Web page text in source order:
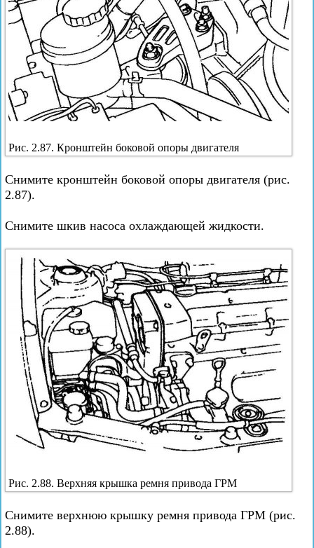
Рис. 2.87. Кронштейн боковой опоры двигателя
Снимите кронштейн боковой опоры двигателя (рис.
2.87).
Снимите шкив насоса охлаждающей жидкости.
Рис. 2.88. Верхняя крышка ремня привода ГРМ
Снимите верхнюю крышку ремня привода ГРМ (рис.
2.88).